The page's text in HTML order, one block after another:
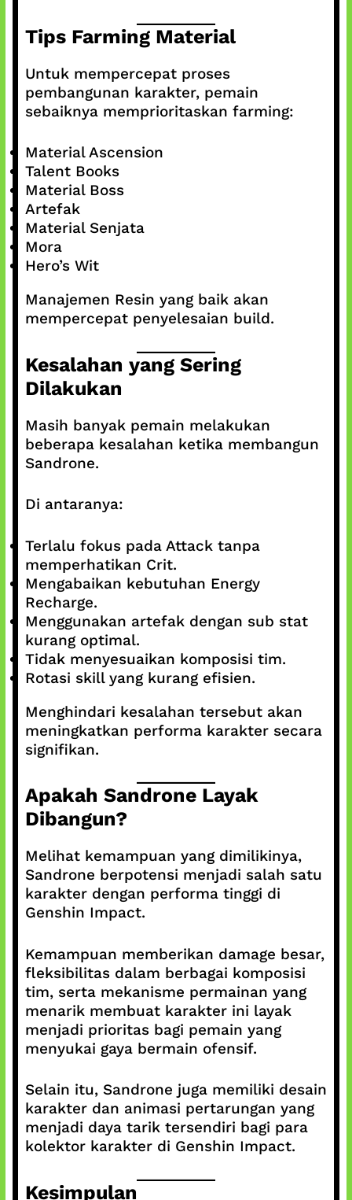
Tips Farming Material
Untuk mempercepat proses
pembangunan karakter, pemain
sebaiknya memprioritaskan farming:
Material Ascension
Talent Books
Material Boss
Artefak
Material Senjata
Mora
Hero’s Wit
Manajemen Resin yang baik akan
mempercepat penyelesaian build.
Kesalahan yang Sering
Dilakukan
Masih banyak pemain melakukan
beberapa kesalahan ketika membangun
Sandrone.
Di antaranya:
Terlalu fokus pada Attack tanpa
memperhatikan Crit.
Mengabaikan kebutuhan Energy
Recharge.
Menggunakan artefak dengan sub stat
kurang optimal.
Tidak menyesuaikan komposisi tim.
Rotasi skill yang kurang efisien.
Menghindari kesalahan tersebut akan
meningkatkan performa karakter secara
signifikan.
Apakah Sandrone Layak
Dibangun?
Melihat kemampuan yang dimilikinya,
Sandrone berpotensi menjadi salah satu
karakter dengan performa tinggi di
Genshin Impact.
Kemampuan memberikan damage besar,
fleksibilitas dalam berbagai komposisi
tim, serta mekanisme permainan yang
menarik membuat karakter ini layak
menjadi prioritas bagi pemain yang
menyukai gaya bermain ofensif.
Selain itu, Sandrone juga memiliki desain
karakter dan animasi pertarungan yang
menjadi daya tarik tersendiri bagi para
kolektor karakter di Genshin Impact.
Kesimpulan